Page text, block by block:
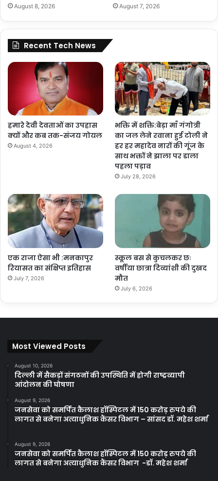
August 8, 2026 August 7, 2026
Recent Tech News
हमारे देवी देवताओं का उपहास
क्यों और कब तक-संजय गोयल
August 4, 2026
भक्ति में शक्ति:बेड़ा माँ गंगोत्री
का जल लेने रवाना हुई टोली ने
हर हर महादेव नारों की गूंज के
साथ भक्तों ने झाला पर डाला
पहला पड़ाव
July 28, 2026
एक राजा ऐसा भी :मनकापुर
रियासत का संक्षिप्त इतिहास
July 7, 2026
स्कूल बस से कुचलकर छः
वर्षीया छात्रा दिव्यांशी की दुखद
मौत
July 6, 2026
Most Viewed Posts
August 10, 2026
दिल्ली में सैकड़ों संगठनों की उपस्थिति में होगी राष्ट्रव्यापी
आंदोलन की घोषणा
August 9, 2026
जनसेवा को समर्पित कैलाश हॉस्पिटल में 150 करोड़ रुपये की
लागत से बनेगा अत्याधुनिक कैंसर विभाग – सांसद डॉ. महेश शर्मा
August 9, 2026
जनसेवा को समर्पित कैलाश हॉस्पिटल में 150 करोड़ रुपये की
लागत से बनेगा अत्याधुनिक कैंसर विभाग -डॉ. महेश शर्मा